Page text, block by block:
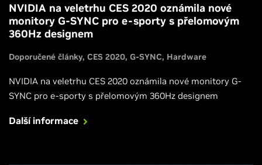
NVIDIA na veletrhu CES 2020 oznámila nové
monitory G-SYNC pro e-sporty s přelomovým
360Hz designem
Doporučené články CES 2020 G-SYNC Hardware
NVIDIA na veletrhu CES 2020 oznámila nové monitory G-
SYNC pro e-sporty s přelomovým 360Hz designem
Další informace